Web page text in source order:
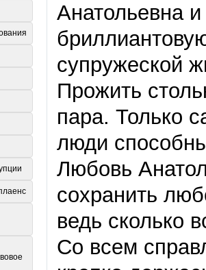
Анатольевна
супружеской
Прожить
пара. Только
люди
Любовь
сохранить
ведь сколько
Со всем